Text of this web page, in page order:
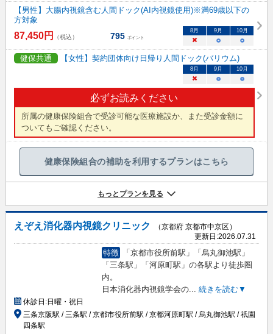
【男性】大腸内視鏡含む人間ドック(AI内視鏡使用)※満69歳以下の
方対象
87,450円 （税込） 795 ポイント
8 月 9 月 10月
× ○ ○
健保共通 【女性】契約団体向け日帰り人間ドック(バリウム)
必ずお読みください
所属の健康保険組合で受診可能な医療施設か、また受診金額に
ついてもご確認ください。
8 月 9 月 10月
× ○ ○
健康保険組合の補助を利用するプランはこちら
もっとプランを見る
えぞえ消化器内視鏡クリニック
（京都府 京都市中京区）
更新日:2026.07.31
特徴
「京都市役所前駅」「烏丸御池駅」
「三条駅」「河原町駅」の各駅より徒歩圏
内。
日本消化器内視鏡学会の... 続きを読む▼
休診日:日曜・祝日
三条京阪駅 / 三条駅 / 京都市役所前駅 / 京都河原町駅 / 烏丸御池駅 / 祇園
四条駅